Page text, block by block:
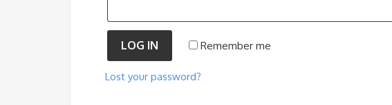
LOG IN Remember me
Lost your password?